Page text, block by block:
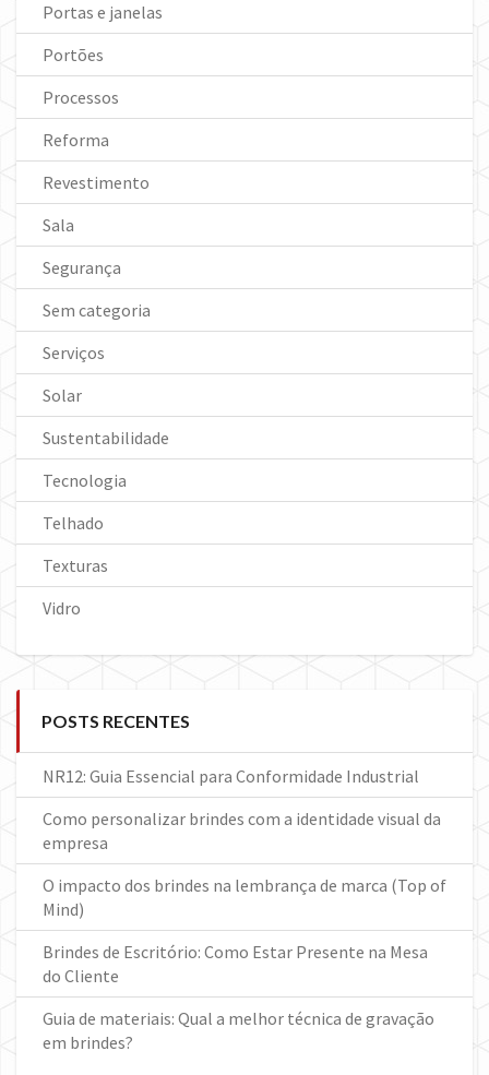
Portas e janelas
Portões
Processos
Reforma
Revestimento
Sala
Segurança
Sem categoria
Serviços
Solar
Sustentabilidade
Tecnologia
Telhado
Texturas
Vidro
POSTS RECENTES
NR12: Guia Essencial para Conformidade Industrial
Como personalizar brindes com a identidade visual da
empresa
O impacto dos brindes na lembrança de marca (Top of
Mind)
Brindes de Escritório: Como Estar Presente na Mesa
do Cliente
Guia de materiais: Qual a melhor técnica de gravação
em brindes?